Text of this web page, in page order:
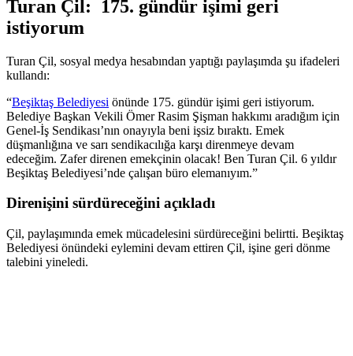
Turan Çil: 175. gündür işimi geri
istiyorum
Turan Çil, sosyal medya hesabından yaptığı paylaşımda şu ifadeleri
kullandı:
“Beşiktaş Belediyesi önünde 175. gündür işimi geri istiyorum.
Belediye Başkan Vekili Ömer Rasim Şişman hakkımı aradığım için
Genel-İş Sendikası’nın onayıyla beni işsiz bıraktı. Emek
düşmanlığına ve sarı sendikacılığa karşı direnmeye devam
edeceğim. Zafer direnen emekçinin olacak! Ben Turan Çil. 6 yıldır
Beşiktaş Belediyesi’nde çalışan büro elemanıyım.”
Direnişini sürdüreceğini açıkladı
Çil, paylaşımında emek mücadelesini sürdüreceğini belirtti. Beşiktaş
Belediyesi önündeki eylemini devam ettiren Çil, işine geri dönme
talebini yineledi.